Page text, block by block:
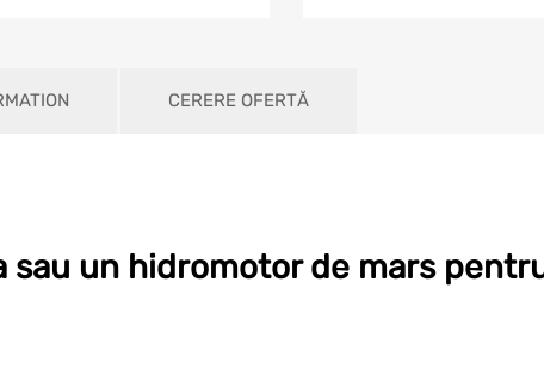
CERERE OFERTĂ
sau un hidromotor de mars